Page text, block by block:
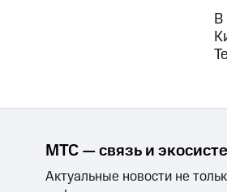
В
МТС — связь и
Актуальные новости не